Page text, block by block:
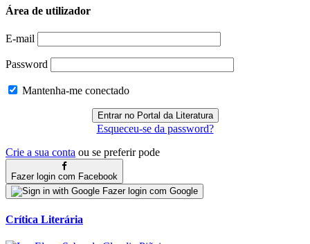
Área de utilizador
E-mail
Password
Mantenha-me conectado
Esqueceu-se da password?
Crie a sua conta ou se preferir pode
Fazer login com Facebook
Fazer login com Google
Crítica Literária